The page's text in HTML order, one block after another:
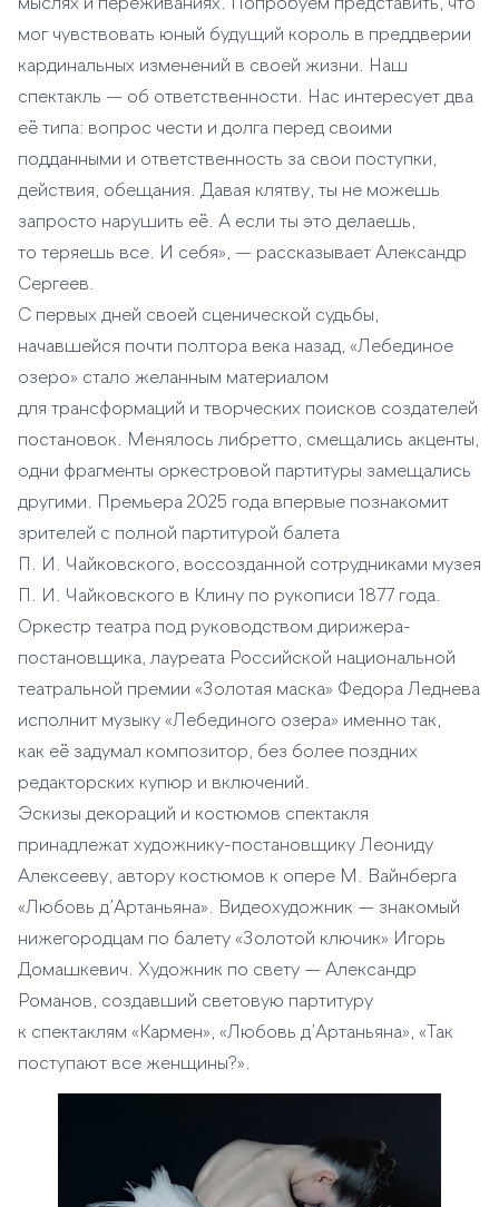
мыслях и переживаниях. Попробуем представить, что
мог чувствовать юный будущий король в преддверии
кардинальных изменений в своей жизни. Наш
спектакль — об ответственности. Нас интересует два
её типа: вопрос чести и долга перед своими
подданными и ответственность за свои поступки,
действия, обещания. Давая клятву, ты не можешь
запросто нарушить её. А если ты это делаешь,
то теряешь все. И себя», — рассказывает Александр
Сергеев.
С первых дней своей сценической судьбы,
начавшейся почти полтора века назад, «Лебединое
озеро» стало желанным материалом
для трансформаций и творческих поисков создателей
постановок. Менялось либретто, смещались акценты,
одни фрагменты оркестровой партитуры замещались
другими. Премьера 2025 года впервые познакомит
зрителей с полной партитурой балета
П. И. Чайковского, воссозданной сотрудниками музея
П. И. Чайковского в Клину по рукописи 1877 года.
Оркестр театра под руководством дирижера-
постановщика, лауреата Российской национальной
театральной премии «Золотая маска» Федора Леднева
исполнит музыку «Лебединого озера» именно так,
как её задумал композитор, без более поздних
редакторских купюр и включений.
Эскизы декораций и костюмов спектакля
принадлежат художнику-постановщику Леониду
Алексееву, автору костюмов к опере М. Вайнберга
«Любовь д’Артаньяна». Видеохудожник — знакомый
нижегородцам по балету «Золотой ключик» Игорь
Домашкевич. Художник по свету — Александр
Романов, создавший световую партитуру
к спектаклям «Кармен», «Любовь д’Артаньяна», «Так
поступают все женщины?».